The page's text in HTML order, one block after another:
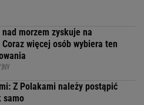
morzem zyskuje na
więcej osób wybiera ten
Z Polakami należy postąpić
samo